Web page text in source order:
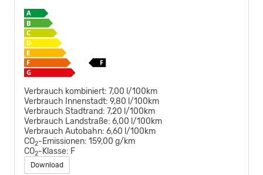
Verbrauch kombiniert: 7,00 l/100km
Verbrauch Innenstadt: 9,80 l/100km
Verbrauch Stadtrand: 7,20 l/100km
Verbrauch Landstraße: 6,00 l/100km
Verbrauch Autobahn: 6,60 l/100km
CO2-Emissionen: 159,00 g/km
CO2-Klasse: F
Download